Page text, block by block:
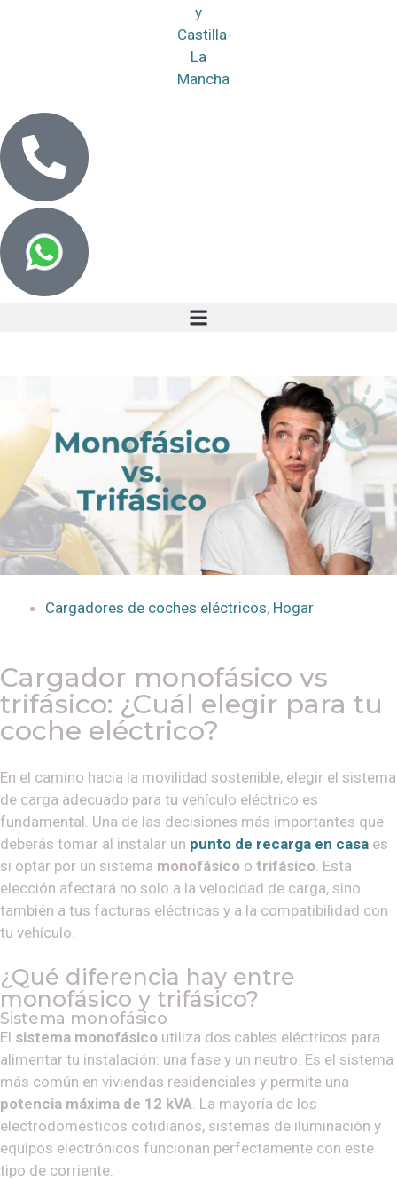
Cargadores de coches eléctricos, Hogar
Cargador monofásico vs
trifásico: ¿Cuál elegir para tu
coche eléctrico?
En el camino hacia la movilidad sostenible, elegir el sistema
de carga adecuado para tu vehículo eléctrico es
fundamental. Una de las decisiones más importantes que
deberás tomar al instalar un punto de recarga en casa es
si optar por un sistema monofásico o trifásico . Esta
elección afectará no solo a la velocidad de carga, sino
también a tus facturas eléctricas y a la compatibilidad con
tu vehículo.
¿Qué diferencia hay entre
monofásico y trifásico?
Sistema monofásico
El sistema monofásico utiliza dos cables eléctricos para
alimentar tu instalación: una fase y un neutro. Es el sistema
más común en viviendas residenciales y permite una
potencia máxima de 12 kVA. La mayoría de los
electrodomésticos cotidianos, sistemas de iluminación y
equipos electrónicos funcionan perfectamente con este
tipo de corriente.